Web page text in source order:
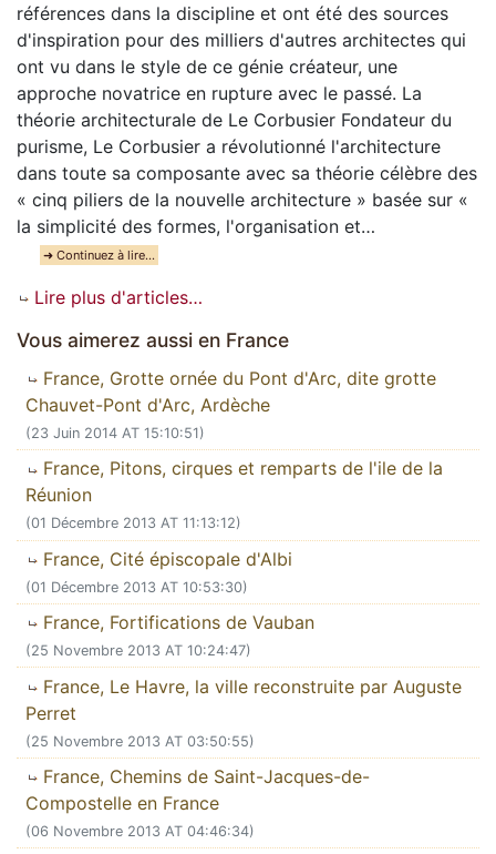
références dans la discipline et ont été des sources
d'inspiration pour des milliers d'autres architectes qui
ont vu dans le style de ce génie créateur, une
approche novatrice en rupture avec le passé. La
théorie architecturale de Le Corbusier Fondateur du
purisme, Le Corbusier a révolutionné l'architecture
dans toute sa composante avec sa théorie célèbre des
« cinq piliers de la nouvelle architecture » basée sur «
la simplicité des formes, l'organisation et…
➜ Continuez à lire…
Lire plus d'articles…
Vous aimerez aussi en France
France, Grotte ornée du Pont d'Arc, dite grotte
Chauvet-Pont d'Arc, Ardèche
(23 Juin 2014 AT 15:10:51)
France, Pitons, cirques et remparts de l'ile de la
Réunion
(01 Décembre 2013 AT 11:13:12)
France, Cité épiscopale d'Albi
(01 Décembre 2013 AT 10:53:30)
France, Fortifications de Vauban
(25 Novembre 2013 AT 10:24:47)
France, Le Havre, la ville reconstruite par Auguste
Perret
(25 Novembre 2013 AT 03:50:55)
France, Chemins de Saint-Jacques-de-
Compostelle en France
(06 Novembre 2013 AT 04:46:34)